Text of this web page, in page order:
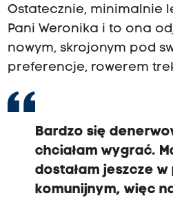
Ostatecznie, minimalnie
Pani Weronika i to ona
nowym, skrojonym pod
preferencje, rowerem
Bardzo się
chciałam wygrać.
dostałam jeszcze
komunijnym, więc